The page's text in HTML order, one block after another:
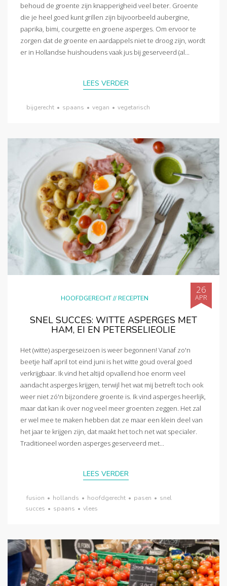
behoud de groente zijn knapperigheid veel beter. Groente
die je heel goed kunt grillen zijn bijvoorbeeld aubergine,
paprika, bimi, courgette en groene asperges. Om ervoor te
zorgen dat de groente en aardappels niet te droog zijn, wordt
er in Hollandse huishoudens vaak jus bij geserveerd (al...
LEES VERDER
bijgerecht • spaans • vegan • vegetarisch
HOOFDGERECHT//RECEPTEN
26
APR
SNEL SUCCES: WITTE ASPERGES MET
HAM, EI EN PETERSELIEOLIE
Het (witte) aspergeseizoen is weer begonnen! Vanaf zo'n
beetje half april tot eind juni is het witte goud overal goed
verkrijgbaar. Ik vind het altijd opvallend hoe enorm veel
aandacht asperges krijgen, terwijl het wat mij betreft toch ook
weer niet zó'n bijzondere groente is. Ik vind asperges heerlijk,
maar dat kan ik over nog veel meer groenten zeggen. Het zal
er wel mee te maken hebben dat ze maar een klein deel van
het jaar te krijgen zijn, dat maakt het toch net wat specialer.
Traditioneel worden asperges geserveerd met...
LEES VERDER
fusion • hollands • hoofdgerecht • pasen • snel
succes • spaans • vlees